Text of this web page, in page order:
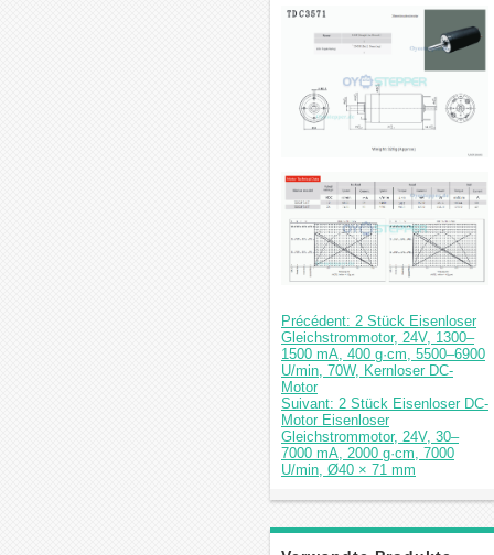
Précédent: 2 Stück Eisenloser
Gleichstrommotor, 24V, 1300–
1500 mA, 400 g·cm, 5500–6900
U/min, 70W, Kernloser DC-
Motor
Suivant: 2 Stück Eisenloser DC-
Motor Eisenloser
Gleichstrommotor, 24V, 30–
7000 mA, 2000 g·cm, 7000
U/min, Ø40 × 71 mm